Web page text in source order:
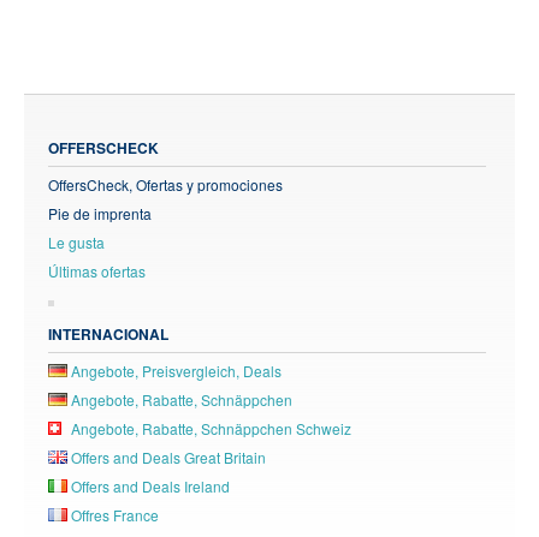
OFFERSCHECK
OffersCheck, Ofertas y promociones
Pie de imprenta
Le gusta
Últimas ofertas
INTERNACIONAL
Angebote, Preisvergleich, Deals
Angebote, Rabatte, Schnäppchen
Angebote, Rabatte, Schnäppchen Schweiz
Offers and Deals Great Britain
Offers and Deals Ireland
Offres France